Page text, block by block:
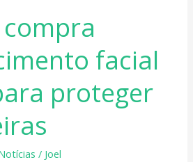
facial
proteger
/ Joel